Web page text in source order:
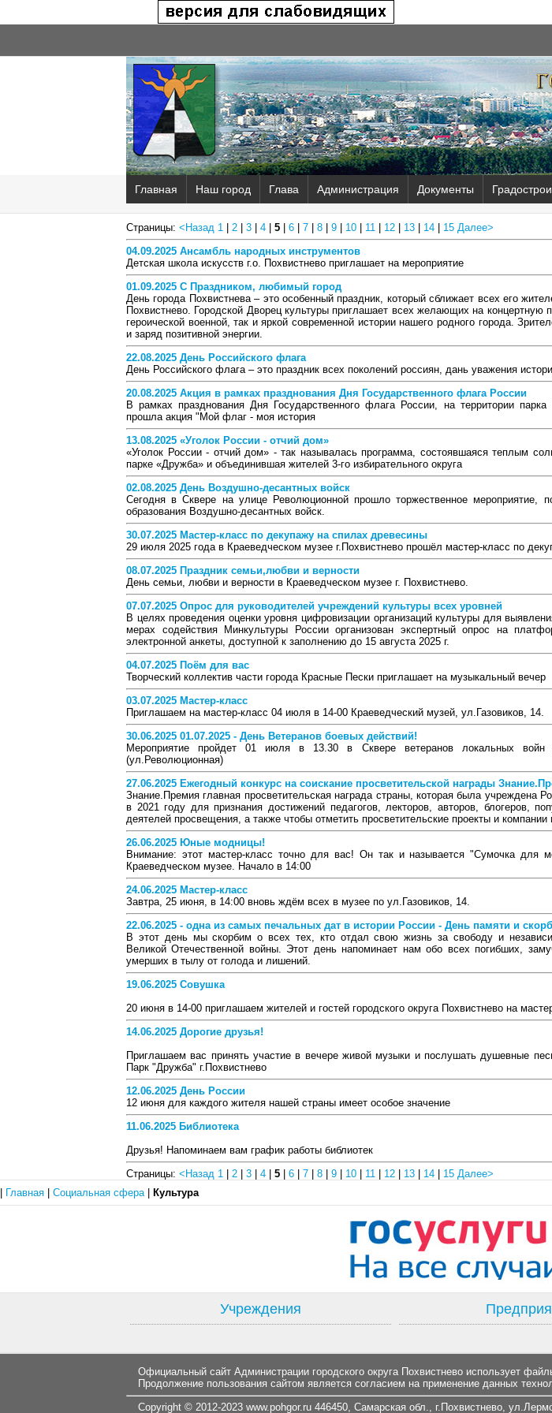
Главная Наш город Глава Администрация Документы
Страницы: <Назад 1 2 3 4 5 6 7 8 9 10 11 12 13 14 15 Далее>
04.09.2025 Ансамбль народных инструментов
Детская школа искусств г.о. Похвистнево приглашает на мероприятие
01.09.2025 С Праздником, любимый город
День города Похвистнева – это особенный праздник, который сближает всех его
Похвистнево. Городской Дворец культуры приглашает всех желающих на концертную
героической военной, так и яркой современной истории нашего родного города.
и заряд позитивной энергии.
22.08.2025 День Российского флага
День Российского флага – это праздник всех поколений россиян, дань уважения
20.08.2025 Акция в рамках празднования Дня Государственного флага России
В рамках празднования Дня Государственного флага России, на территории
прошла акция "Мой флаг - моя история
13.08.2025 «Уголок России - отчий дом»
«Уголок России - отчий дом» - так называлась программа, состоявшаяся теплым
парке «Дружба» и объединившая жителей 3-го избирательного округа
02.08.2025 День Воздушно-десантных войск
Сегодня в Сквере на улице Революционной прошло торжественное мероприятие,
образования Воздушно-десантных войск.
30.07.2025 Мастер-класс по декупажу на спилах древесины
29 июля 2025 года в Краеведческом музее г.Похвистнево прошёл мастер-класс по
08.07.2025 Праздник семьи,любви и верности
День семьи, любви и верности в Краеведческом музее г. Похвистнево.
07.07.2025 Опрос для руководителей учреждений культуры всех уровней
В целях проведения оценки уровня цифровизации организаций культуры для
мерах содействия Минкультуры России организован экспертный опрос на
электронной анкеты, доступной к заполнению до 15 августа 2025 г.
04.07.2025 Поём для вас
Творческий коллектив части города Красные Пески приглашает на музыкальный вечер
03.07.2025 Мастер-класс
Приглашаем на мастер-класс 04 июля в 14-00 Краеведческий музей, ул.Газовиков, 14.
30.06.2025 01.07.2025 - День Ветеранов боевых действий!
Мероприятие пройдет 01 июля в 13.30 в Сквере ветеранов локальных войн
(ул.Революционная)
27.06.2025 Ежегодный конкурс на соискание просветительской награды
Знание.Премия главная просветительская награда страны, которая была учреждена
в 2021 году для признания достижений педагогов, лекторов, авторов, блогеров,
деятелей просвещения, а также чтобы отметить просветительские проекты и
26.06.2025 Юные модницы!
Внимание: этот мастер-класс точно для вас! Он так и называется "Сумочка для
Краеведческом музее. Начало в 14:00
24.06.2025 Мастер-класс
Завтра, 25 июня, в 14:00 вновь ждём всех в музее по ул.Газовиков, 14.
22.06.2025 - одна из самых печальных дат в истории России - День памяти и
В этот день мы скорбим о всех тех, кто отдал свою жизнь за свободу и
Великой Отечественной войны. Этот день напоминает нам обо всех погибших,
умерших в тылу от голода и лишений.
19.06.2025 Совушка
20 июня в 14-00 приглашаем жителей и гостей городского округа Похвистнево на
14.06.2025 Дорогие друзья!
Приглашаем вас принять участие в вечере живой музыки и послушать душевные
Парк "Дружба" г.Похвистнево
12.06.2025 День России
12 июня для каждого жителя нашей страны имеет особое значение
11.06.2025 Библиотека
Друзья! Напоминаем вам график работы библиотек
Страницы: <Назад 1 2 3 4 5 6 7 8 9 10 11 12 13 14 15 Далее>
Главная Социальная сфера Культура
Учреждения
Официальный сайт Администрации городского округа Похвистнево использует
Продолжение пользования сайтом является согласием на применение данных
Copyright © 2012-2023 www.pohgor.ru 446450, Самарская обл., г.Похвистнево,